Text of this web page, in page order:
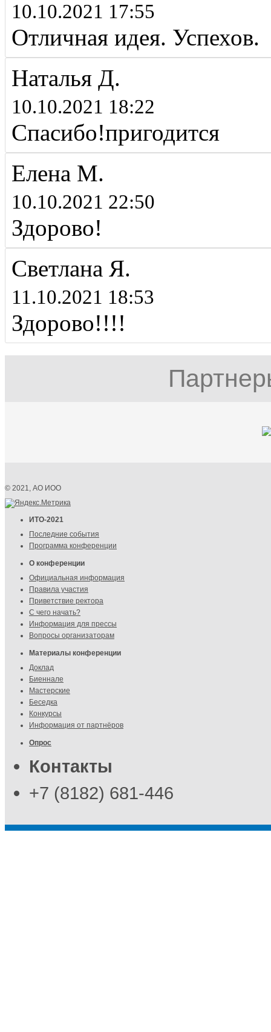
10.10.2021 17:55
Отличная идея. Успехов.
Наталья Д.
10.10.2021 18:22
Спасибо!пригодится
Елена М.
10.10.2021 22:50
Здорово!
Светлана Я.
11.10.2021 18:53
Здорово!!!!
© 2021, АО ИОО
ИТО-2021
Последние события
Программа конференции
О конференции
Официальная информация
Правила участия
Приветствие ректора
С чего начать?
Информация для прессы
Вопросы организаторам
Материалы конференции
Доклад
Биеннале
Мастерские
Беседка
Конкурсы
Информация от партнёров
Опрос
Контакты
+7 (8182) 681-446